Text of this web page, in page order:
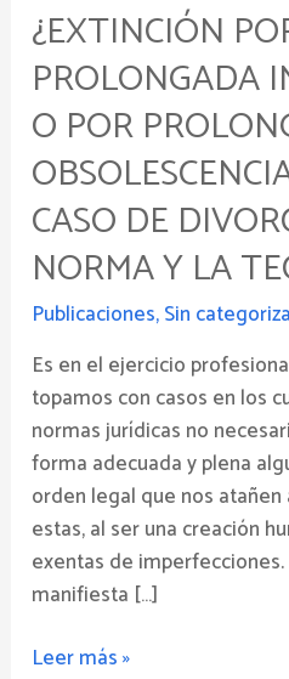
¿EXTINCIÓN
PROLONGADA
O POR
CASO DE
NORMA Y LA
Publicaciones,Sin
Es en el ejercicio
topamos con casos en los
normas jurídicas no
forma adecuada y plena
orden legal que nos atañen
estas, al ser una creación
exentas de
manifiesta […]
prolongada
inactividad
o
por
prolongada
obsolescencia?:
Un
claro
caso
de
divorcio
entre
la
norma
y
la
tecnología
Leer más »